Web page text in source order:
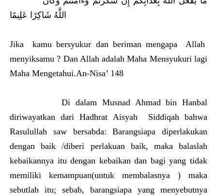
اللَّهُ شَاكِرًا عَلِيمًا
Jika kamu bersyukur dan beriman mengapa Allah
menyiksamu ? Dan Allah adalah Maha Mensyukuri lagi
Maha Mengetahui.An-Nisa’ 148
Di dalam Musnad Ahmad bin Hanbal
diriwayatkan dari Hadhrat Aisyah Siddiqah bahwa
Rasulullah saw bersabda: Barangsiapa diperlakukan
dengan baik /diberi perlakuan baik, maka balaslah
kebaikannya itu dengan kebaikan dan bagi yang tidak
memiliki kemampuan(untuk membalasnya ) maka
sebutlah itu; sebab, barangsiapa yang menyebutnya